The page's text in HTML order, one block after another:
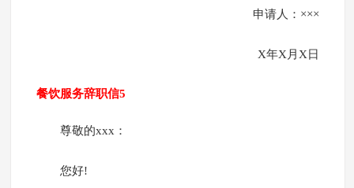
申请人：×××
X年X月X日
餐饮服务辞职信5
尊敬的xxx：
您好!